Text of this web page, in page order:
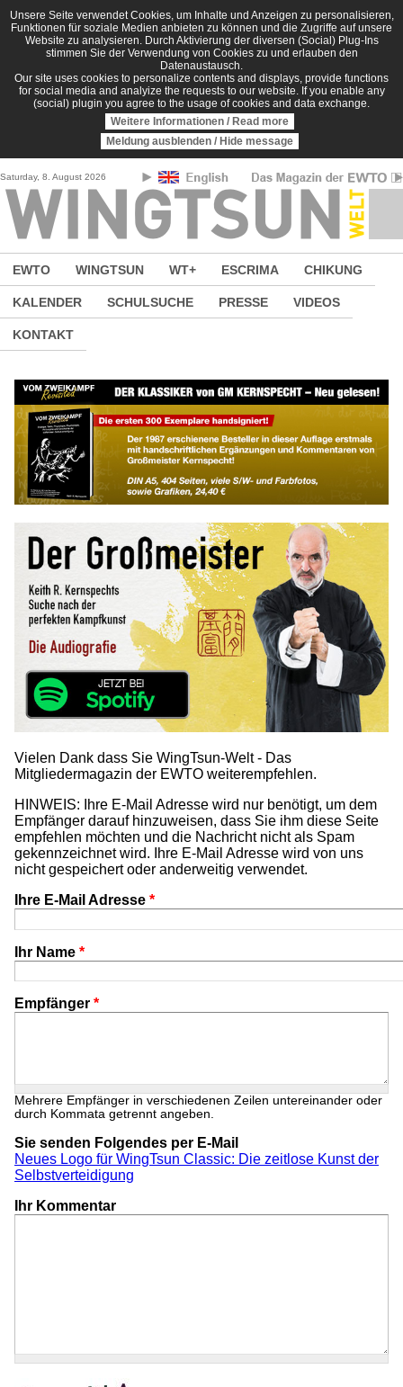
Direkt zum Inhalt
Unsere Seite verwendet Cookies, um Inhalte und Anzeigen zu personalisieren,
Funktionen für soziale Medien anbieten zu können und die Zugriffe auf unsere
Website zu analysieren. Durch Aktivierung der diversen (Social) Plug-Ins
stimmen Sie der Verwendung von Cookies zu und erlauben den
Datenaustausch.
Our site uses cookies to personalize contents and displays, provide functions
for social media and analyize the requests to our website. If you enable any
(social) plugin you agree to the usage of cookies and data exchange.
Weitere Informationen / Read more
Meldung ausblenden / Hide message
Saturday, 8. August 2026
EWTO WINGTSUN WT+ ESCRIMA CHIKUNG
KALENDER SCHULSUCHE PRESSE VIDEOS
KONTAKT
Vielen Dank dass Sie WingTsun-Welt - Das
Mitgliedermagazin der EWTO weiterempfehlen.
HINWEIS: Ihre E-Mail Adresse wird nur benötigt, um dem
Empfänger darauf hinzuweisen, dass Sie ihm diese Seite
empfehlen möchten und die Nachricht nicht als Spam
gekennzeichnet wird. Ihre E-Mail Adresse wird von uns
nicht gespeichert oder anderweitig verwendet.
Ihre E-Mail Adresse *
Ihr Name *
Empfänger *
Mehrere Empfänger in verschiedenen Zeilen untereinander oder
durch Kommata getrennt angeben.
Sie senden Folgendes per E-Mail
Neues Logo für WingTsun Classic: Die zeitlose Kunst der
Selbstverteidigung
Ihr Kommentar